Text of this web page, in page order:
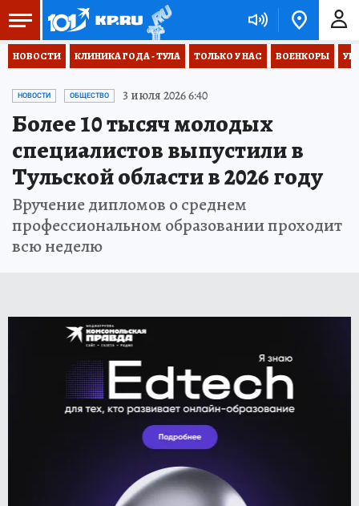
НОВОСТИ КЛИНИКА ГОДА - ТУЛА ТОЛЬКО У НАС ВОЕНКОРЫ
НОВОСТИ ОБЩЕСТВО 3 июля 2026 6:40
Более 10 тысяч молодых
специалистов выпустили в
Тульской области в 2026 году
Вручение дипломов о среднем
профессиональном образовании проходит
всю неделю